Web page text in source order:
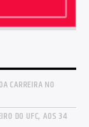
CARREIRA NO
DO UFC, AOS 34